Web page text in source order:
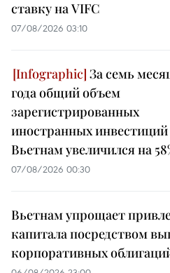
ставку на VIFC
07/08/2026 03:10
За семь
года общий объем
зарегистрированных
иностранных инвестиций
Вьетнам увеличился на
07/08/2026 00:30
Вьетнам упрощает
капитала посредством
корпоративных